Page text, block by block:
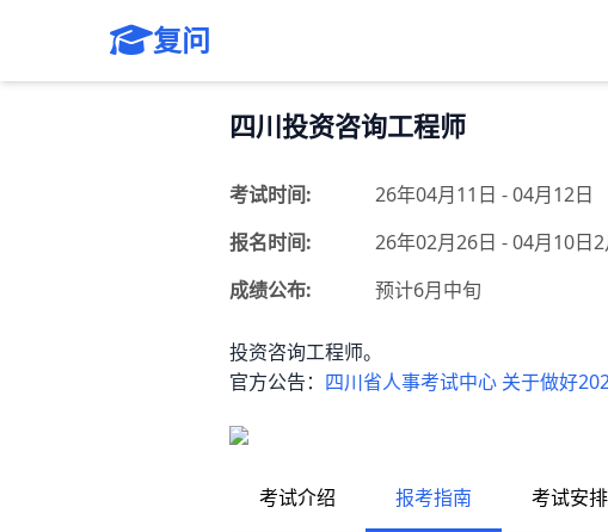
复问
四川投资咨询工程师
考试时间:
26年04月11日 - 04月12日
报名时间:
26年02月26日 - 04月10日
成绩公布:
预计6月中旬
投资咨询工程师。
官方公告： 四川省人事考试中心 关于做好
考试介绍 报考指南 考试安排